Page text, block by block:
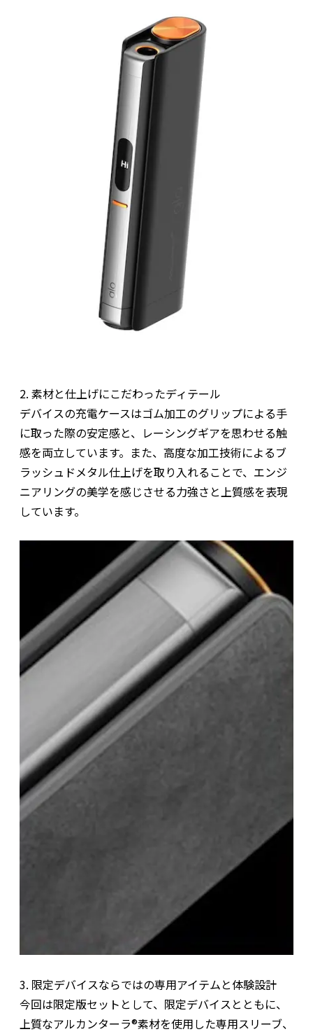
2. 素材と仕上げにこだわったディテール
デバイスの充電ケースはゴム加工のグリップによる手
に取った際の安定感と、レーシングギアを思わせる触
感を両立しています。また、高度な加工技術によるブ
ラッシュドメタル仕上げを取り入れることで、エンジ
ニアリングの美学を感じさせる力強さと上質感を表現
しています。
3. 限定デバイスならではの専用アイテムと体験設計
今回は限定版セットとして、限定デバイスとともに、
上質なアルカンターラ®素材を使用した専用スリーブ、